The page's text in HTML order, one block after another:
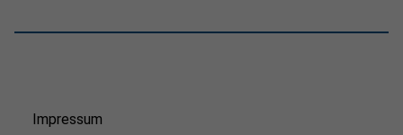
Impressum